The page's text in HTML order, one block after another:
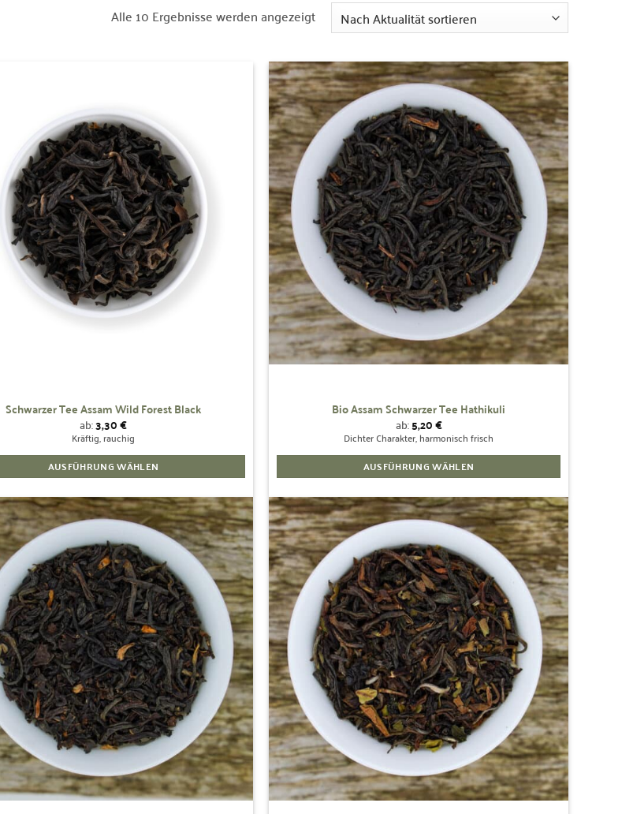
Alle 10 Ergebnisse werden angezeigtNach
Aktualität
Schwarzer Tee Assam Wild Forest Black
ab:3,30€
Kräftig, rauchig
AUSFÜHRUNG WÄHLEN
Produkt
weist
mehrere
Varianten
auf.
Die
Optionen
können
auf
der
Produktseite
gewählt
werden
Zur
Wunschliste
hinzufügen
Bio Assam Schwarzer Tee Hathikuli
ab:5,20€
Dichter Charakter, harmonisch frisch
AUSFÜHRUNG WÄHLEN
Produkt
weist
mehrere
Varianten
auf.
Die
Optionen
können
auf
der
Produktseite
gewählt
werden
Zur
Wunschliste
hinzufügen
Zur
Wunschliste
hinzufügen